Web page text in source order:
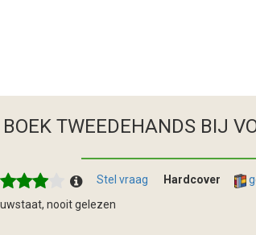
TWEEDEHANDS BIJ
Stel vraag Hardcover
nooit gelezen